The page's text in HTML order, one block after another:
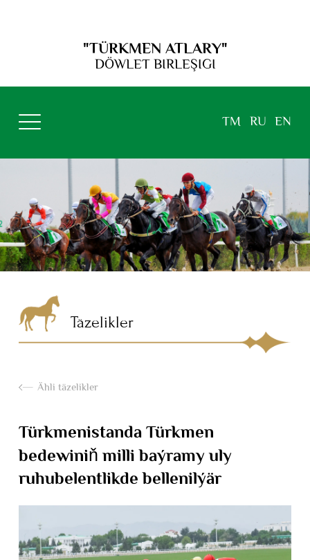
"TÜRKMEN ATLARY"
DÖWLET BIRLEŞIGI
TM RU EN
Täzelikler
Ähli täzelikler
Türkmenistanda Türkmen
bedewiniň milli baýramy uly
ruhubelentlikde bellenilýär